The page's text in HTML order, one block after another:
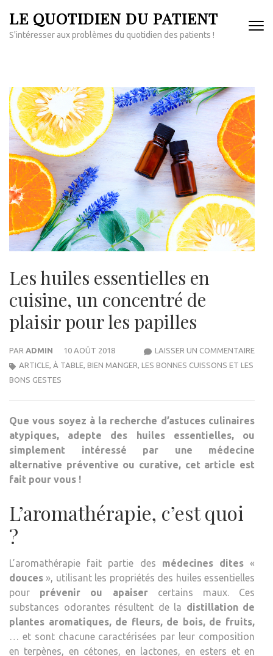
au
contenu
LE QUOTIDIEN DU PATIENT
S'intéresser aux problèmes du quotidien des patients !
Les huiles essentielles en
cuisine, un concentré de
plaisir pour les papilles
PAR ADMIN 10 AOÛT 2018 LAISSER UN COMMENTAIRELES
UN
ARTICLE, À TABLE, BIEN MANGER, LES BONNES CUISSONS ET LES
BONS GESTES
Que vous soyez à la recherche d’astuces culinaires
atypiques, adepte des huiles essentielles, ou
simplement intéressé par une médecine
alternative préventive ou curative, cet article est
fait pour vous !
L’aromathérapie, c’est quoi
?
L’aromathérapie fait partie des médecines dites«
douces », utilisant les propriétés des huiles essentielles
pour prévenir ou apaisercertains maux. Ces
substances odorantes résultent de la distillation de
plantes aromatiques, de fleurs, de bois, de fruits,
… et sont chacune caractérisées par leur composition
en terpènes, en cétones, en lactones, en esters et en